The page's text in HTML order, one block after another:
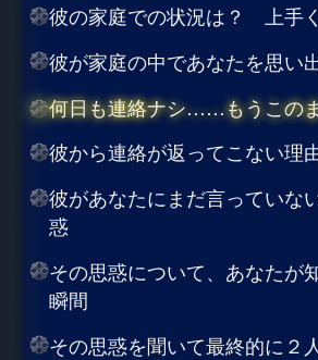
彼の家庭での状況は？ 上手
彼が家庭の中であなたを思い
何日も連絡ナシ……もうこの
彼から連絡が返ってこない
彼があなたにまだ言っていな
惑
その思惑について、あなたが
瞬間
その思惑を聞いて最終的に２